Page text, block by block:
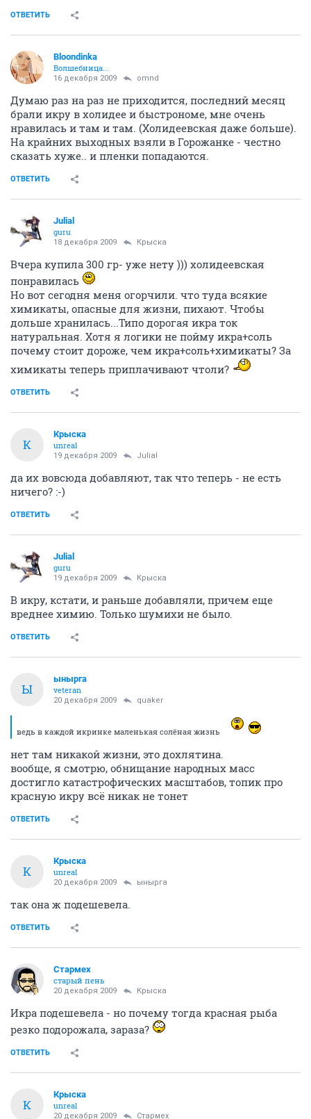
ОТВЕТИТЬ
Bloondinka
Волшебница...
16 декабря 2009 omnd
Думаю раз на раз не приходится, последний месяц
брали икру в холидее и быстрономе, мне очень
нравилась и там и там. (Холидеевская даже больше).
На крайних выходных взяли в Горожанке - честно
сказать хуже.. и пленки попадаются.
ОТВЕТИТЬ
Julial
guru
18 декабря 2009 Крыска
Вчера купила 300 гр- уже нету ))) холидеевская
понравилась
Но вот сегодня меня огорчили. что туда всякие
химикаты, опасные для жизни, пихают. Чтобы
дольше хранилась...Типо дорогая икра ток
натуральная. Хотя я логики не пойму икра+соль
почему стоит дороже, чем икра+соль+химикаты? За
химикаты теперь приплачивают чтоли?
ОТВЕТИТЬ
К
Крыска
unreal
19 декабря 2009 Julial
да их вовсюда добавляют, так что теперь - не есть
ничего? :-)
ОТВЕТИТЬ
Julial
guru
19 декабря 2009 Крыска
В икру, кстати, и раньше добавляли, причем еще
вреднее химию. Только шумихи не было.
ОТВЕТИТЬ
Ы
ынырга
veteran
20 декабря 2009 quaker
ведь в каждой икринке маленькая солёная жизнь
нет там никакой жизни, это дохлятина.
вообще, я смотрю, обнищание народных масс
достигло катастрофических масштабов, топик про
красную икру всё никак не тонет
ОТВЕТИТЬ
К
Крыска
unreal
20 декабря 2009 ынырга
так она ж подешевела.
ОТВЕТИТЬ
Стармех
старый пень
20 декабря 2009 Крыска
Икра подешевела - но почему тогда красная рыба
резко подорожала, зараза?
ОТВЕТИТЬ
К
Крыска
unreal
20 декабря 2009 Стармех